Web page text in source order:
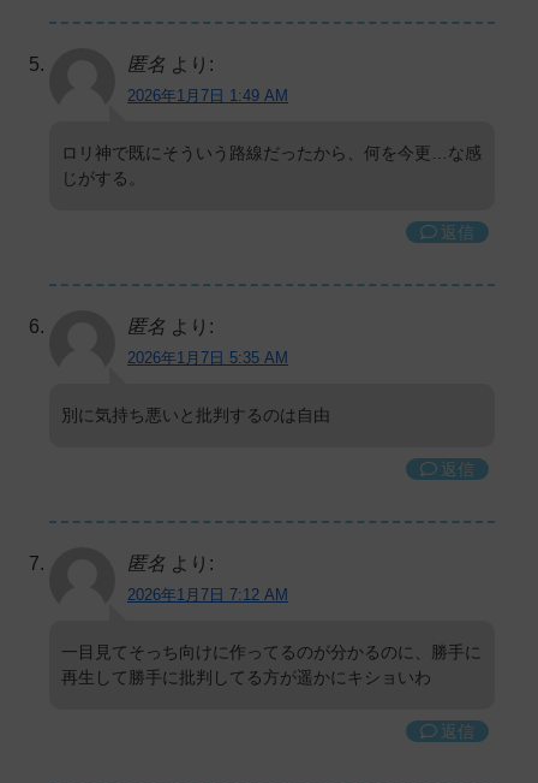
匿名 より:
2026年1月7日 1:49 AM
ロリ神で既にそういう路線だったから、何を今更…な感
じがする。
返信
匿名 より:
2026年1月7日 5:35 AM
別に気持ち悪いと批判するのは自由
返信
匿名 より:
2026年1月7日 7:12 AM
一目見てそっち向けに作ってるのが分かるのに、勝手に
再生して勝手に批判してる方が遥かにキショいわ
返信